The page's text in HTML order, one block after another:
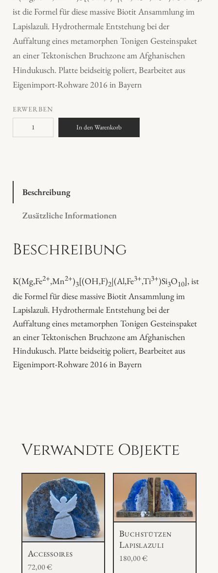
ist die Formel für diese massive Biotit Ansammlung im
Lapislazuli. Hydrothermale Entstehung bei der
Auffaltung eines metamorphen Tonigen Gesteinspaket
an einer Tektonischen Bruchzone am Afghanischen
Hindukusch. Platte beidseitig poliert, Bearbeitet aus
Eigenimport-Rohware 2016 in Bayern
ERWERBEN
a
s
a
l
l
a
t
t
e
M
e
In den Warenkorb
Beschreibung
Zusätzliche Informationen
Beschreibung
K(Mg,Fe2+,Mn2+)3[(OH,F)2|(Al,Fe3+,Ti3+)Si3O10], ist
die Formel für diese massive Biotit Ansammlung im
Lapislazuli. Hydrothermale Entstehung bei der
Auffaltung eines metamorphen Tonigen Gesteinspaket
an einer Tektonischen Bruchzone am Afghanischen
Hindukusch. Platte beidseitig poliert, Bearbeitet aus
Eigenimport-Rohware 2016 in Bayern
Verwandte Objekte
Accessoires
72,00€
Buchstützen
Lapislazuli
180,00€